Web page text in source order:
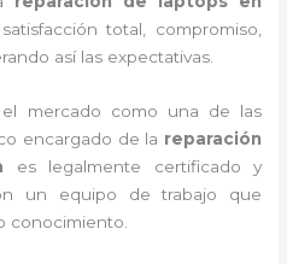
total, compromiso,
así las expectativas.
el mercado como una de las
encargado de la reparación
es legalmente certificado y
un equipo de trabajo que
conocimiento.